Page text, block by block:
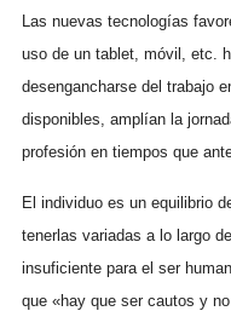
Las nuevas tecnologías
uso de un tablet, móvil, etc.
desengancharse del trabajo
disponibles, amplían la
profesión en tiempos que
El individuo es un equilibrio
tenerlas variadas a lo largo
insuficiente para el ser
que «hay que ser cautos y